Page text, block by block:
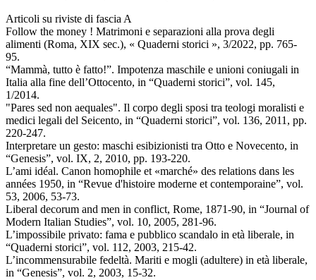
Articoli su riviste di fascia A
Follow the money ! Matrimoni e separazioni alla prova degli
alimenti (Roma, XIX sec.), « Quaderni storici », 3/2022, pp. 765-
95.
“Mammà, tutto è fatto!”. Impotenza maschile e unioni coniugali in
Italia alla fine dell’Ottocento, in “Quaderni storici”, vol. 145,
1/2014.
"Pares sed non aequales". Il corpo degli sposi tra teologi moralisti e
medici legali del Seicento, in “Quaderni storici”, vol. 136, 2011, pp.
220-247.
Interpretare un gesto: maschi esibizionisti tra Otto e Novecento, in
“Genesis”, vol. IX, 2, 2010, pp. 193-220.
L’ami idéal. Canon homophile et «marché» des relations dans les
années 1950, in “Revue d'histoire moderne et contemporaine”, vol.
53, 2006, 53-73.
Liberal decorum and men in conflict, Rome, 1871-90, in “Journal of
Modern Italian Studies”, vol. 10, 2005, 281-96.
L’impossibile privato: fama e pubblico scandalo in età liberale, in
“Quaderni storici”, vol. 112, 2003, 215-42.
L’incommensurabile fedeltà. Mariti e mogli (adultere) in età liberale,
in “Genesis”, vol. 2, 2003, 15-32.